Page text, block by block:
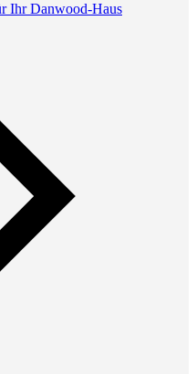
Ihr Danwood-Haus